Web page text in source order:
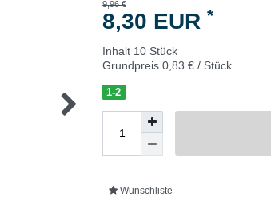
9,96 €
8,30 EUR *
Inhalt 10 Stück
Grundpreis 0,83 € / Stück
1-2
Wunschliste